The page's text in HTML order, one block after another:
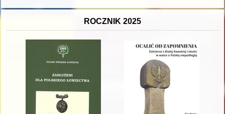
ROCZNIK 2025